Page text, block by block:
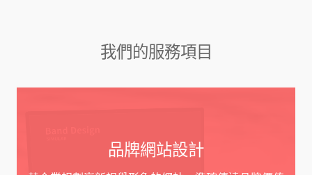
我們的服務項目
品牌網站設計